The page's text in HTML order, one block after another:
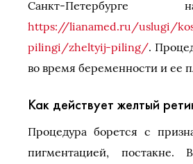
Санкт-
https://lianamed.ru/uslugi/
pilingi/zheltyij-piling/.
во время беременности и ее
Как действует желтый
Процедура борется с
пигментацией, постакне.